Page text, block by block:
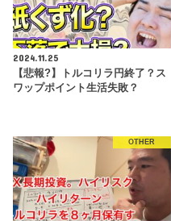
2024.11.25
【悲報?】トルコリラ円終了？ス
ワップポイント生活失敗？
OTHER